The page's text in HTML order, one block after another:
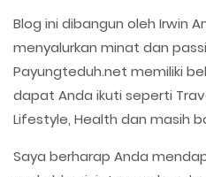
Blog ini dibangun oleh Irwin
menyalurkan minat dan
Payungteduh.net memiliki
dapat Anda ikuti seperti
Lifestyle, Health dan masih
Saya berharap Anda